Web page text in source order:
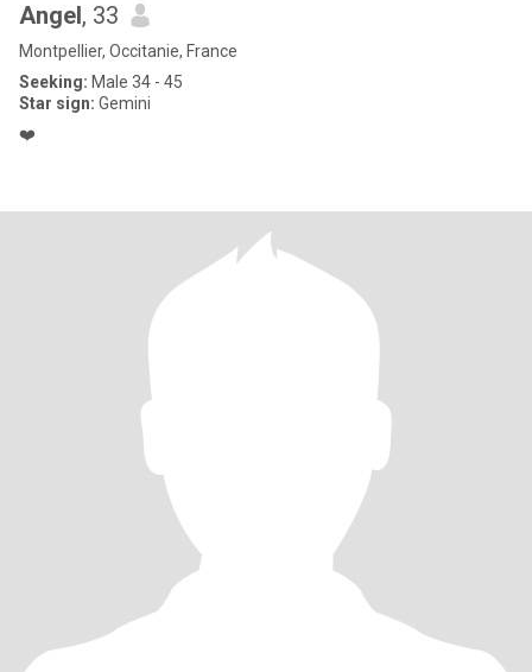
Angel, 33
Montpellier, Occitanie, France
Seeking: Male 34 - 45
Star sign: Gemini
❤️